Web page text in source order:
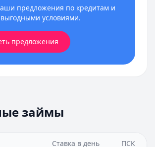
предложения по кредитам и
условиями.
предложения
займы
Ставка в день ПСК